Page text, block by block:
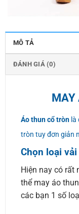
MÔ TẢ
ĐÁNH GIÁ (0)
MAY
Áo thun cổ trònlà
tròn tuy đơn giản
Chọn loại
Hiện nay có rất
thể may áo
các bạn 1 số